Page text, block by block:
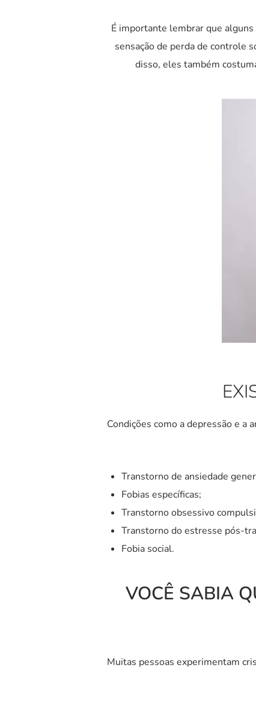
É importante lembrar que
sensação de perda de controle
disso, eles também
Condições como a depressão e a
Transtorno de ansiedade
Fobias específicas;
Transtorno obsessivo
Transtorno do estresse pós-
Fobia social.
VOCÊ SABIA
Muitas pessoas experimentam